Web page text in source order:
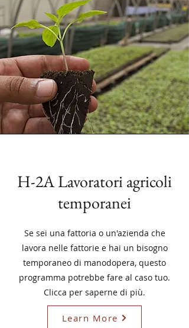
H-2A Lavoratori agricoli
temporanei
Se sei una fattoria o un'azienda che
lavora nelle fattorie e hai un bisogno
temporaneo di manodopera, questo
programma potrebbe fare al caso tuo.
Clicca per saperne di più.
Learn More